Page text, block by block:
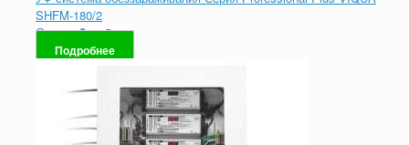
SHFM-180/2
Оценка0из 5
Подробнее